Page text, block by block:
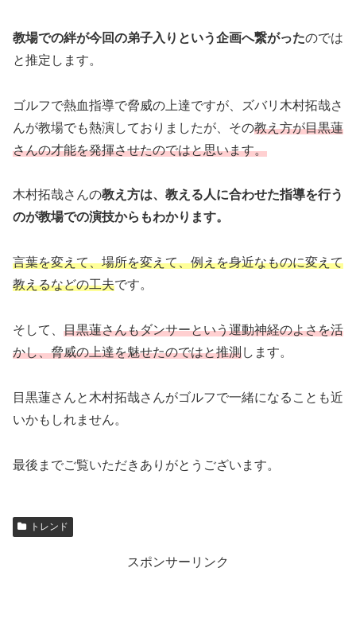
教場での絆が今回の弟子入りという企画へ繋がったのでは
と推定します。
ゴルフで熱血指導で脅威の上達ですが、ズバリ木村拓哉さ
んが教場でも熱演しておりましたが、その教え方が目黒蓮
さんの才能を発揮させたのではと思います。
木村拓哉さんの教え方は、教える人に合わせた指導を行う
のが教場での演技からもわかります。
言葉を変えて、場所を変えて、例えを身近なものに変えて
教えるなどの工夫です。
そして、 目黒蓮さんもダンサーという運動神経のよさを活
かし、脅威の上達を魅せたのではと推測します。
目黒蓮さんと木村拓哉さんがゴルフで一緒になることも近
いかもしれません。
最後までご覧いただきありがとうございます。
トレンド
スポンサーリンク